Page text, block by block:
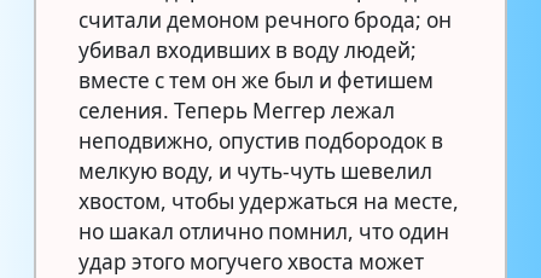
считали демоном речного брода; он
убивал входивших в воду людей;
вместе с тем он же был и фетишем
селения. Теперь Меггер лежал
неподвижно, опустив подбородок в
мелкую воду, и чуть-чуть шевелил
хвостом, чтобы удержаться на месте,
но шакал отлично помнил, что один
удар этого могучего хвоста может